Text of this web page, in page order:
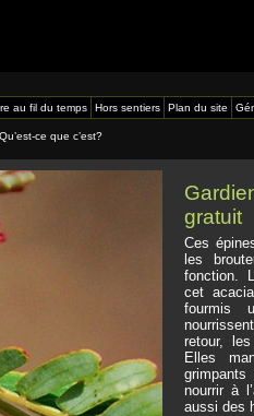
au fil du temps Hors sentiers Plan du site
ce que c’est?
gratuit
Ces
les
fonction.
cet
fourmis
retour, les
Elles
nourrir à
aussi des